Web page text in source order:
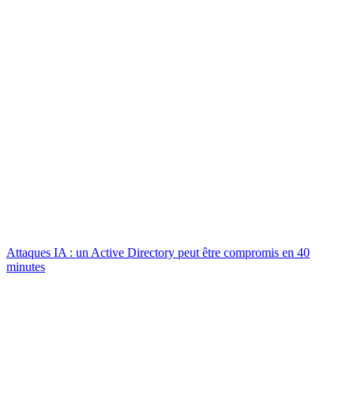
Attaques IA : un Active Directory peut être compromis en 40
minutes